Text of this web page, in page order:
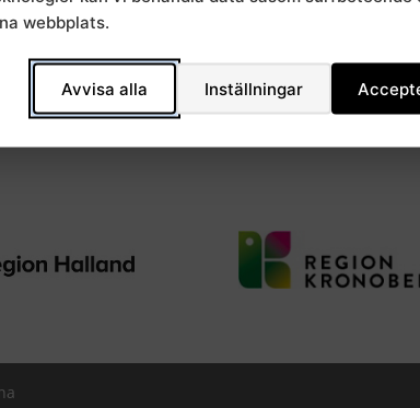
webbplats.
Avvisa alla Inställningar